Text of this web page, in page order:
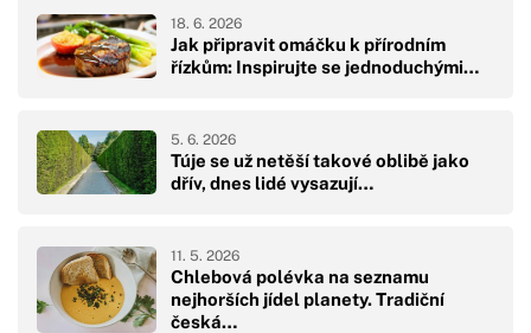
Jak připravit omáčku k přírodním
řízkům: Inspirujte se jednoduchými…
18. 6. 2026
Túje se už netěší takové oblibě jako
dřív, dnes lidé vysazují…
5. 6. 2026
Chlebová polévka na seznamu
nejhorších jídel planety. Tradiční
česká…
11. 5. 2026